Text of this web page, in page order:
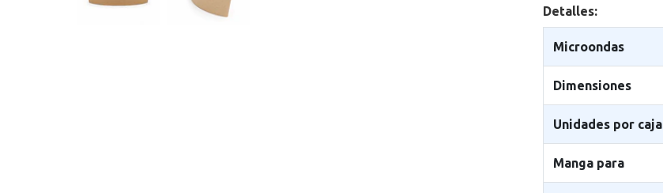
Detalles:
Microondas
Dimensiones
Unidades por caja
Manga para